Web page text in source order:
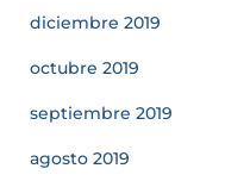
diciembre 2019
octubre 2019
septiembre 2019
agosto 2019